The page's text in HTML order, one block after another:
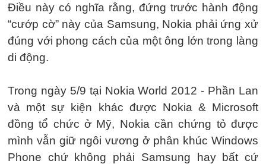
Điều này có nghĩa rằng, đứng trước hành động
“cướp cờ” này của Samsung, Nokia phải ứng xử
đúng với phong cách của một ông lớn trong làng
di động.
Trong ngày 5/9 tại Nokia World 2012 - Phần Lan
và một sự kiện khác được Nokia & Microsoft
đồng tổ chức ở Mỹ, Nokia cần chứng tỏ được
mình vẫn giữ ngôi vương ở phân khúc Windows
Phone chứ không phải Samsung hay bất cứ